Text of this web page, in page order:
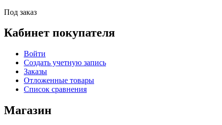
Под заказ
Кабинет покупателя
Войти
Создать учетную запись
Заказы
Отложенные товары
Список сравнения
Магазин